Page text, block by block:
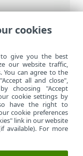
Office
cookies
give you the best
our website traffic,
You can agree to the
all and close",
choosing "Accept
cookie settings by
have the right to
cookie preferences
link in our website
available). For more